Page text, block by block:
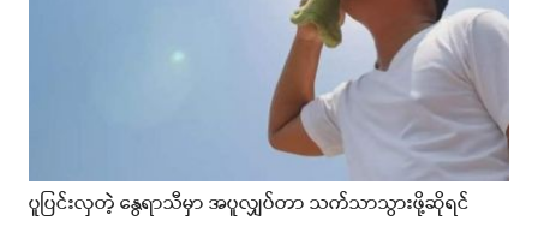
ပူပြင်းလှတဲ့ နွေရာသီမှာ အပူလျှပ်တာ သက်သာသွားဖို့ဆိုရင်